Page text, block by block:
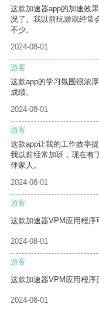
这款加速器app的加速效
况了。我以前玩游戏经常
不少。
2024-08-01
游客
这款app的学习氛围很浓
成绩。
2024-08-01
游客
这款app让我的工作效率
我以前经常加班，现在有
伴家人。
2024-08-01
游客
这款加速器VPM应用程序
2024-08-01
游客
这款加速器VPM应用程序
2024-08-01